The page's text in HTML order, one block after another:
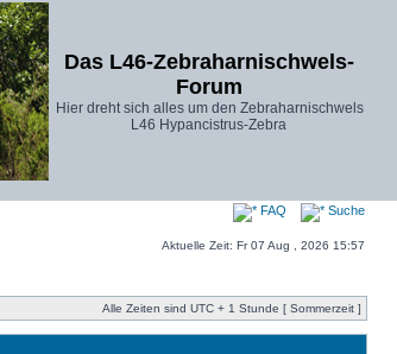
Das L46-Zebraharnischwels-
Forum
Hier dreht sich alles um den Zebraharnischwels
L46 Hypancistrus-Zebra
FAQ Suche
Aktuelle Zeit: Fr 07 Aug , 2026 15:57
Alle Zeiten sind UTC + 1 Stunde [ Sommerzeit ]